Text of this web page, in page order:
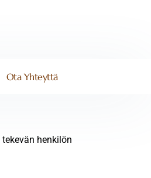
Ota Yhteyttä
henkilön